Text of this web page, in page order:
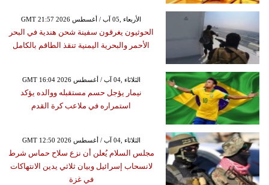
GMT 21:57 2026 الأربعاء ,05 آب / أغسطس
الحوثيون يغرقون سفينة شحن هندية في البحر
الأحمر والبحرية اليمنية تنقذ الطاقم بالكامل
GMT 16:04 2026 الثلاثاء ,04 آب / أغسطس
نيمار يؤجل حسم مستقبله ووالده يؤكد
استمراره في ملاعب كرة القدم
GMT 12:50 2026 الثلاثاء ,04 آب / أغسطس
مجلس السلام يُعلن أن نزع سلاح حماس شرط
لانسحاب إسرائيل وبيان ثلاثي يدين الانتهاكات
في غزة